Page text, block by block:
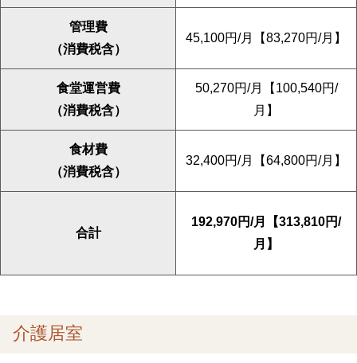
管理費
（消費税含）
45,100円/月【83,270円/月】
食堂運営費
（消費税含）
50,270円/月【100,540円/
月】
食材費
（消費税含）
32,400円/月【64,800円/月】
合計
192,970円/月【313,810円/
月】
介護居室